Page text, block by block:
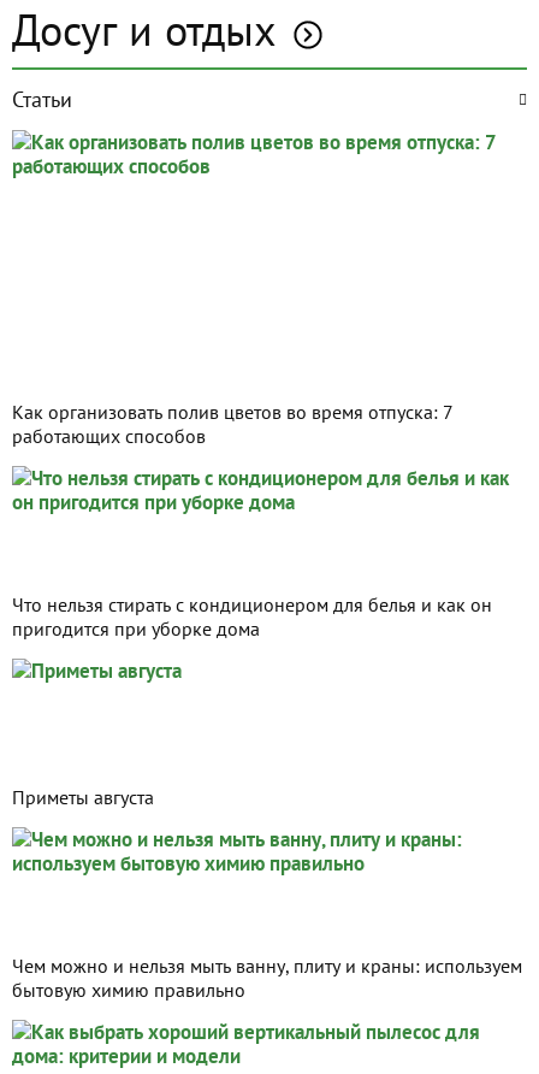
Досуг и отдых
Статьи
Как организовать полив цветов во время отпуска: 7
работающих способов
Что нельзя стирать с кондиционером для белья и как он
пригодится при уборке дома
Приметы августа
Чем можно и нельзя мыть ванну, плиту и краны: используем
бытовую химию правильно